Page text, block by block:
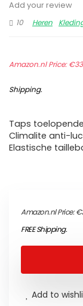
Add your review
10
Heren
Amazon.nl Price:€
Shipping.
Taps
Climalite anti-
Elastische
Amazon.nl Price:€
FREE Shipping.
Add to